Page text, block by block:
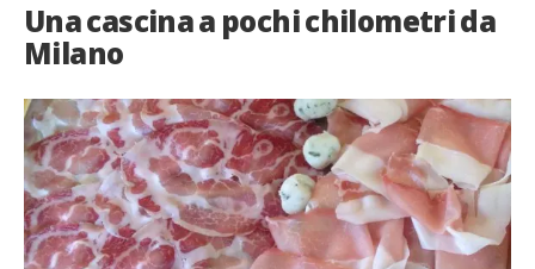
Una cascina a pochi chilometri da
Milano